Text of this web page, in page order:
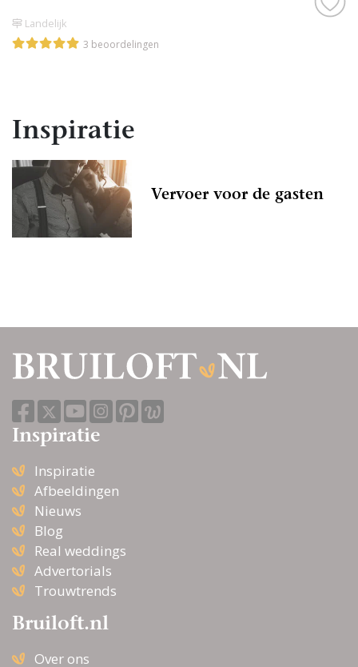
Landelijk
3 beoordelingen
Inspiratie
Vervoer voor de gasten
Inspiratie
Inspiratie
Afbeeldingen
Nieuws
Blog
Real weddings
Advertorials
Trouwtrends
Bruiloft.nl
Over ons